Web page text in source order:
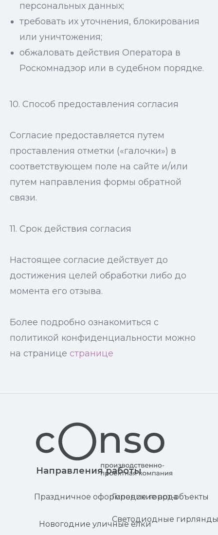
персональных данных;
требовать их уточнения, блокирования
или уничтожения;
обжаловать действия Оператора в
Роскомнадзор или в судебном порядке.
10. Способ предоставления согласия
Согласие предоставляется путем
проставления отметки («галочки») в
соответствующем поле на сайте и/или
путем направления формы обратной
связи.
11. Срок действия согласия
Настоящее согласие действует до
достижения целей обработки либо до
момента его отзыва.
Более подробно ознакомиться с
политикой конфиденциальности можно
на странице странице
Направления работы
Праздничное оформление города
Новогодние уличные ёлки
Городские арт-объекты
Светодиодные гирлянды